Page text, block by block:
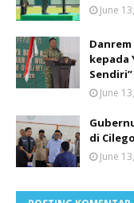
June
Danrem
kepada
Sendiri”
June
di
June